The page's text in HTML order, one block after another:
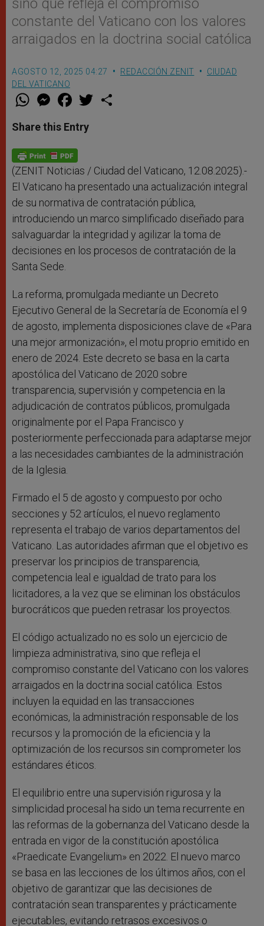
sino que refleja el compromiso
constante del Vaticano con los valores
arraigados en la doctrina social católica
AGOSTO 12, 2025 04:27 REDACCIÓN ZENIT
CIUDAD
DEL VATICANO
W
t
s
p
p
M
e
s
e
g
e
r
F
a
e
b
o
k
w
Share this Entry
(ZENIT Noticias / Ciudad del Vaticano, 12.08.2025).-
El Vaticano ha presentado una actualización integral
de su normativa de contratación pública,
introduciendo un marco simplificado diseñado para
salvaguardar la integridad y agilizar la toma de
decisiones en los procesos de contratación de la
Santa Sede.
La reforma, promulgada mediante un Decreto
Ejecutivo General de la Secretaría de Economía el 9
de agosto, implementa disposiciones clave de «Para
una mejor armonización», el motu proprio emitido en
enero de 2024. Este decreto se basa en la carta
apostólica del Vaticano de 2020 sobre
transparencia, supervisión y competencia en la
adjudicación de contratos públicos, promulgada
originalmente por el Papa Francisco y
posteriormente perfeccionada para adaptarse mejor
a las necesidades cambiantes de la administración
de la Iglesia.
Firmado el 5 de agosto y compuesto por ocho
secciones y 52 artículos, el nuevo reglamento
representa el trabajo de varios departamentos del
Vaticano. Las autoridades afirman que el objetivo es
preservar los principios de transparencia,
competencia leal e igualdad de trato para los
licitadores, a la vez que se eliminan los obstáculos
burocráticos que pueden retrasar los proyectos.
El código actualizado no es solo un ejercicio de
limpieza administrativa, sino que refleja el
compromiso constante del Vaticano con los valores
arraigados en la doctrina social católica. Estos
incluyen la equidad en las transacciones
económicas, la administración responsable de los
recursos y la promoción de la eficiencia y la
optimización de los recursos sin comprometer los
estándares éticos.
El equilibrio entre una supervisión rigurosa y la
simplicidad procesal ha sido un tema recurrente en
las reformas de la gobernanza del Vaticano desde la
entrada en vigor de la constitución apostólica
«Praedicate Evangelium» en 2022. El nuevo marco
se basa en las lecciones de los últimos años, con el
objetivo de garantizar que las decisiones de
contratación sean transparentes y prácticamente
ejecutables, evitando retrasos excesivos o